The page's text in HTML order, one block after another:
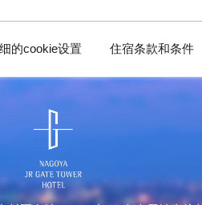
的cookie设置 住宿条款和条件